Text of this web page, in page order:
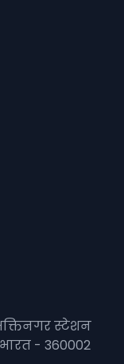
स्टेशन
- 360002